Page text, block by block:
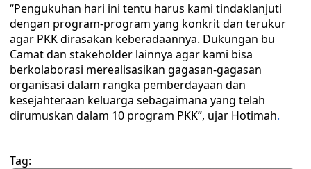
“Pengukuhan hari ini tentu harus kami tindaklanjuti
dengan program-program yang konkrit dan terukur
agar PKK dirasakan keberadaannya. Dukungan bu
Camat dan stakeholder lainnya agar kami bisa
berkolaborasi merealisasikan gagasan-gagasan
organisasi dalam rangka pemberdayaan dan
kesejahteraan keluarga sebagaimana yang telah
dirumuskan dalam 10 program PKK”, ujar Hotimah.
Tag: